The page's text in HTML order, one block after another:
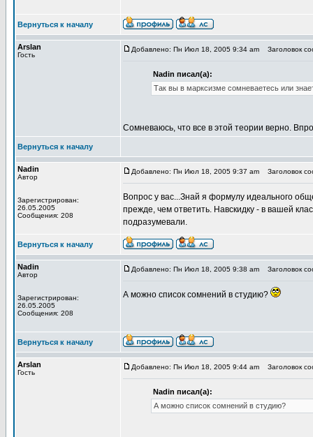
Вернуться к началу
Arslan
Гость
Добавлено: Пн Июл 18, 2005 9:34 am Заголовок
Nadin писал(а):
Так вы в марксизме сомневаетесь или
Сомневаюсь, что все в этой теории верно.
Вернуться к началу
Nadin
Автор
Зарегистрирован:
26.05.2005
Сообщения: 208
Добавлено: Пн Июл 18, 2005 9:37 am Заголовок
Вопрос у вас...Знай я формулу идеального
прежде, чем ответить. Навскидку - в вашей
подразумевали.
Вернуться к началу
Nadin
Автор
Зарегистрирован:
26.05.2005
Сообщения: 208
Добавлено: Пн Июл 18, 2005 9:38 am Заголовок
А можно список сомнений в студию?
Вернуться к началу
Arslan
Гость
Добавлено: Пн Июл 18, 2005 9:44 am Заголовок
Nadin писал(а):
А можно список сомнений в студию?